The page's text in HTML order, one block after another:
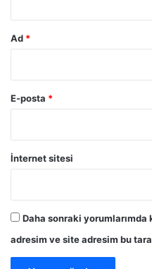
b
a
ş
a
y
a
a
k
Ad *
E-posta *
İnternet sitesi
Daha sonraki yorumlarımda
adresim ve site adresim bu